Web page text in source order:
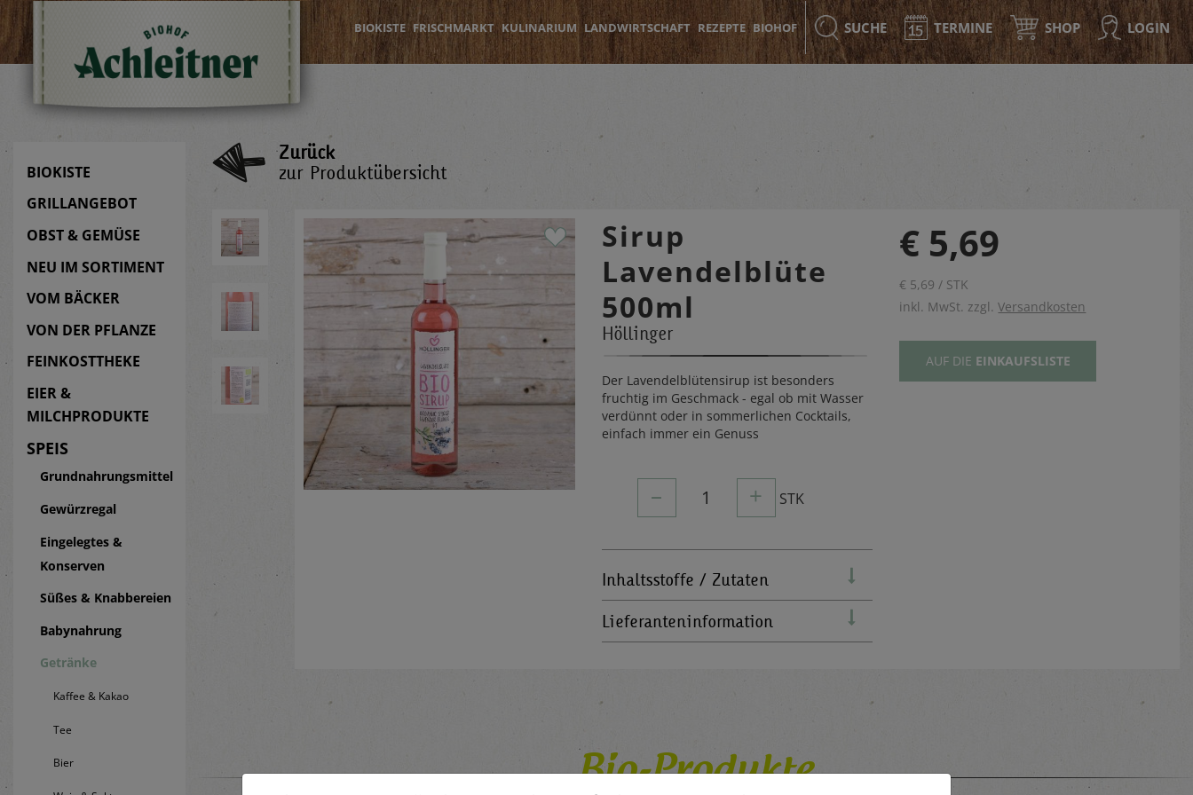
BIOKISTE FRISCHMARKT KULINARIUM LANDWIRTSCHAFT REZEPTE BIOHOF SUCHE TERMINE SHOP LOGIN
BIOKISTE
GRILLANGEBOT
OBST & GEMÜSE
NEU IM SORTIMENT
VOM BÄCKER
VON DER PFLANZE
FEINKOSTTHEKE
EIER &
MILCHPRODUKTE
SPEIS
Grundnahrungsmittel
Gewürzregal
Eingelegtes &
Konserven
Süßes & Knabbereien
Babynahrung
Getränke
Kaffee & Kakao
Tee
Bier
Zurück
zur Produktübersicht
Sirup
Lavendelblüte
500ml
Höllinger
Der Lavendelblütensirup ist besonders
fruchtig im Geschmack - egal ob mit Wasser
verdünnt oder in sommerlichen Cocktails,
einfach immer ein Genuss
– 1 + STK
Inhaltsstoffe / Zutaten
Lieferanteninformation
€ 5,69
€ 5,69 / STK
inkl. MwSt. zzgl.Versandkosten
AUF DIE EINKAUFSLISTE
Bio-Produkte